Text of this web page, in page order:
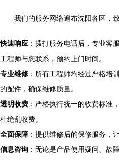
我们的服务网络遍布沈阳各区，
快速响应 ：拨打服务电话后，专业客
工程师与您联系，预约上门时间。
专业维修 ：所有工程师均经过严格培
的配件，确保维修质量。
透明收费 ：严格执行统一的收费标准
杜绝乱收费。
全面保障 ：提供维修后的保修服务，
信息咨询 ：无论是产品使用疑问、故